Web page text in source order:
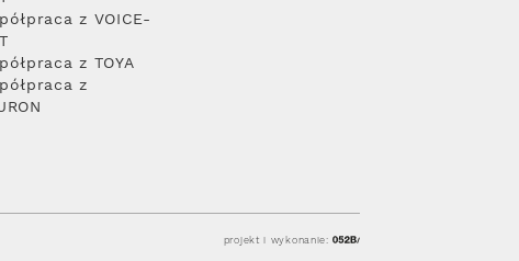
z VOICE-
z TOYA
z
projekt i wykonanie: